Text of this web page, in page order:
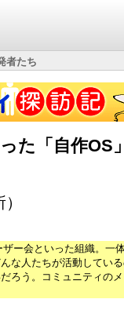
者たち
た「自作OS
ー会といった組織。一
な人たちが活動してい
ろう。コミュニティの